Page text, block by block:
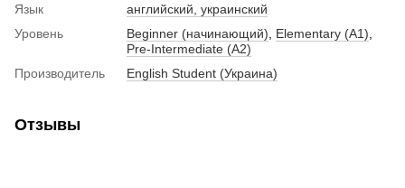
Язык
английский, украинский
Уровень
Beginner (начинающий) Elementary (A1)
Pre-Intermediate (A2)
Производитель
English Student (Украина)
Отзывы